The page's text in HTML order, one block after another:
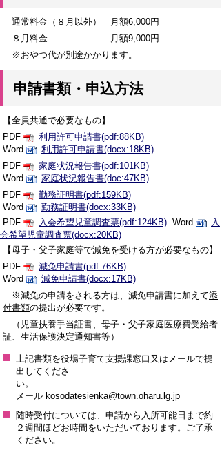
通常料金（８月以外） 月額6,000円
８月料金 月額9,000円
※おやつ代が別途かかります。
申請書類・申込方法
【全員共通で必要なもの】
PDF
利用許可申請書(pdf:88KB)
Word
利用許可申請書(docx:18KB)
PDF
家庭状況報告書(pdf:101KB)
Word
家庭状況報告書(doc:47KB)
PDF
勤務証明書(pdf:159KB)
Word
勤務証明書(docx:33KB)
PDF
入会希望児童調査票(pdf:124KB) Word
入
会希望児童調査票(docx:20KB)
【母子・父子家庭等で減免を受ける方が必要なもの】
PDF
減免申請書(pdf:76KB)
Word
減免申請書(docx:17KB)
※減免の申請をされる方は、減免申請書に加えて添
付書類の提出が必要です。
（児童扶養手当証書、母子・父子家庭医療費受給者
証、生活保護決定通知書等）
上記書類を役場子育て支援課窓口又はメールで提
出してくださ
い。
メール kosodatesienka@town.oharu.lg.jp
随時受付については、申請から入所可能日まで約
２週間ほどお時間をいただいております。ご了承
ください。